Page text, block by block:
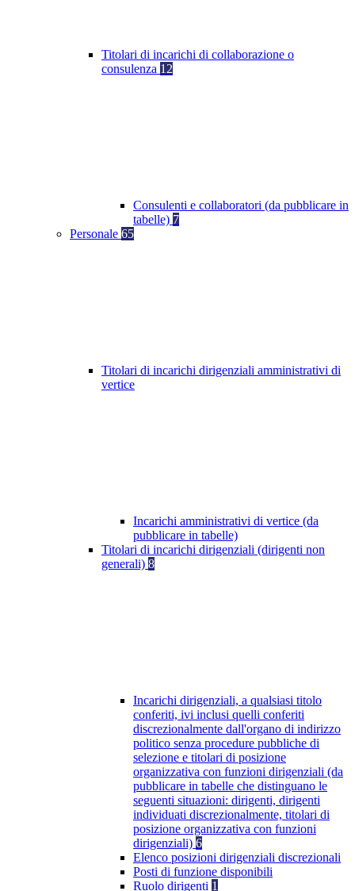
Titolari di incarichi di collaborazione o
consulenza 12
Consulenti e collaboratori (da pubblicare in
tabelle) 7
Personale 65
Titolari di incarichi dirigenziali amministrativi di
vertice
Incarichi amministrativi di vertice (da
pubblicare in tabelle)
Titolari di incarichi dirigenziali (dirigenti non
generali) 8
Incarichi dirigenziali, a qualsiasi titolo
conferiti, ivi inclusi quelli conferiti
discrezionalmente dall'organo di indirizzo
politico senza procedure pubbliche di
selezione e titolari di posizione
organizzativa con funzioni dirigenziali (da
pubblicare in tabelle che distinguano le
seguenti situazioni: dirigenti, dirigenti
individuati discrezionalmente, titolari di
posizione organizzativa con funzioni
dirigenziali) 6
Elenco posizioni dirigenziali discrezionali
Posti di funzione disponibili
Ruolo dirigenti 1